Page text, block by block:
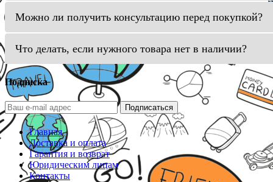
Можно ли получить консультацию перед покупкой?
Что делать, если нужного товара нет в наличии?
Подписка
Подписаться
Главная
Доставка и оплата
Гарантия и возврат
Юридическим лицам
Контакты